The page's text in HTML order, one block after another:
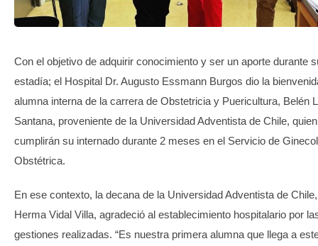
Con el objetivo de adquirir conocimiento y ser un aporte durante
estadía; el Hospital Dr. Augusto Essmann Burgos dio la
alumna interna de la carrera de Obstetricia y Puericultura, Belén
Santana, proveniente de la Universidad Adventista de Chile, quien
cumplirán su internado durante 2 meses en el Servicio de
Obstétrica.
En ese contexto, la decana de la Universidad Adventista de
Herma Vidal Villa, agradeció al establecimiento hospitalario por
gestiones realizadas. “Es nuestra primera alumna que llega a